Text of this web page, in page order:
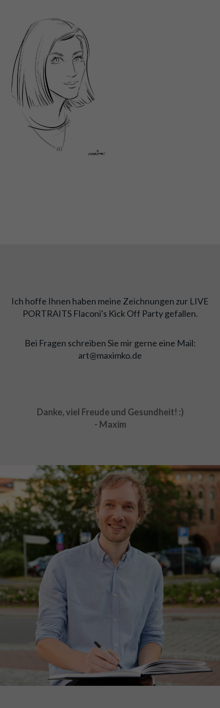
Ich hoffe Ihnen haben meine Zeichnungen zur LIVE
PORTRAITS Flaconi's Kick Off Party gefallen.
Bei Fragen schreiben Sie mir gerne eine Mail:
art@maximko.de
Danke, viel Freude und Gesundheit! :)
- Maxim